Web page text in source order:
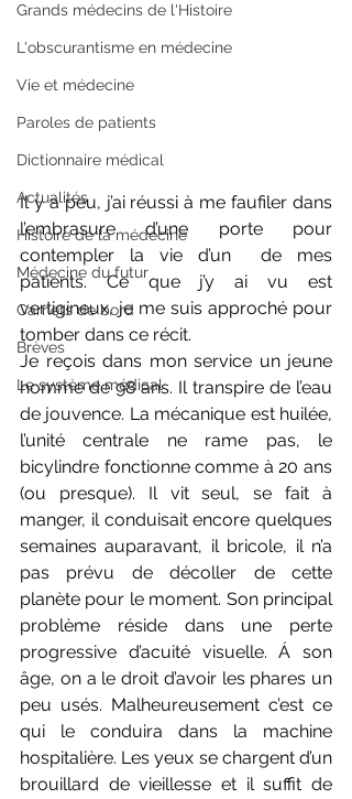
Grands médecins de l'Histoire
L'obscurantisme en médecine
Vie et médecine
Paroles de patients
Dictionnaire médical
Actualités
Histoire de la médecine
Médecine du futur
Carnets de bord
Brèves
Le système médical
Il y a peu, j’ai réussi à me faufiler dans
l’embrasure d’une porte pour
contempler la vie d’un  de mes
patients. Ce que j’y ai vu est
vertigineux, je me suis approché pour
tomber dans ce récit.
Je reçois dans mon service un jeune
homme de 98 ans. Il transpire de l’eau
de jouvence. La mécanique est huilée,
l’unité centrale ne rame pas, le
bicylindre fonctionne comme à 20 ans
(ou presque). Il vit seul, se fait à
manger, il conduisait encore quelques
semaines auparavant, il bricole, il n’a
pas prévu de décoller de cette
planète pour le moment. Son principal
problème réside dans une perte
progressive d’acuité visuelle. Á son
âge, on a le droit d’avoir les phares un
peu usés. Malheureusement c’est ce
qui le conduira dans la machine
hospitalière. Les yeux se chargent d’un
brouillard de vieillesse et il suffit de